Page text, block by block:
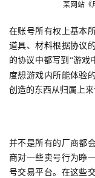
单
机
游
戏
游
戏
某网站《
在账号所有权上基本
道具、材料根据协议
的协议中都写到“游戏
度想游戏内所能体验
创造的东西从归属上来
并不是所有的厂商都
商对一些卖号行为睁
号交易平台。在这些